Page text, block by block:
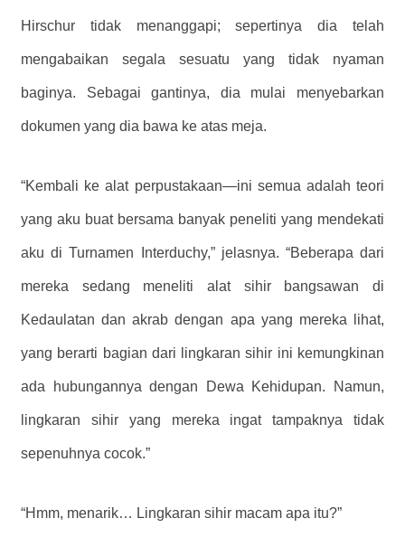
Hirschur tidak menanggapi; sepertinya dia telah
mengabaikan segala sesuatu yang tidak nyaman
baginya. Sebagai gantinya, dia mulai menyebarkan
dokumen yang dia bawa ke atas meja.
“Kembali ke alat perpustakaan—ini semua adalah teori
yang aku buat bersama banyak peneliti yang mendekati
aku di Turnamen Interduchy,” jelasnya. “Beberapa dari
mereka sedang meneliti alat sihir bangsawan di
Kedaulatan dan akrab dengan apa yang mereka lihat,
yang berarti bagian dari lingkaran sihir ini kemungkinan
ada hubungannya dengan Dewa Kehidupan. Namun,
lingkaran sihir yang mereka ingat tampaknya tidak
sepenuhnya cocok.”
“Hmm, menarik… Lingkaran sihir macam apa itu?”